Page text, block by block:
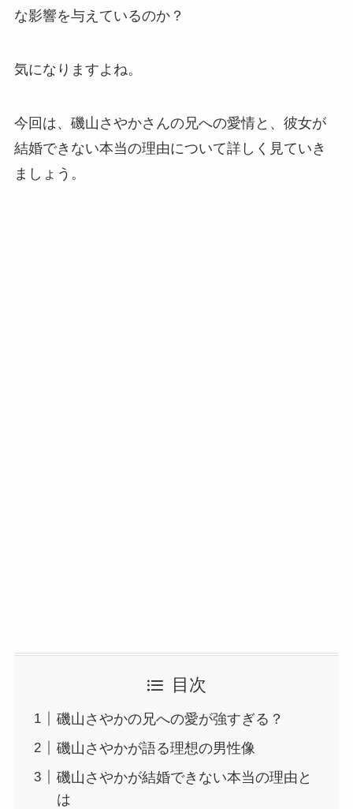
な影響を与えているのか？
気になりますよね。
今回は、磯山さやかさんの兄への愛情と、彼女が
結婚できない本当の理由について詳しく見ていき
ましょう。
目次
磯山さやかの兄への愛が強すぎる？
磯山さやかが語る理想の男性像
磯山さやかが結婚できない本当の理由と
は